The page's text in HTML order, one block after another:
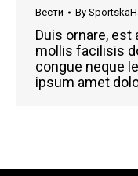
Вести By
Duis ornare,
mollis facilisis
congue neque
ipsum amet